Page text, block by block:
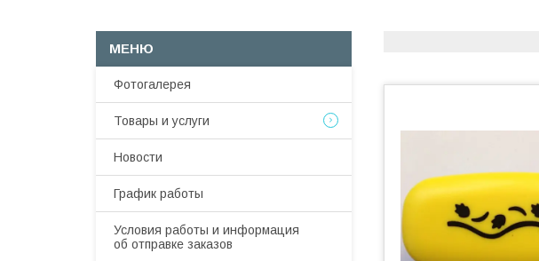
Фотогалерея
Товары и услуги
Новости
График работы
Условия работы и информация
об отправке заказов